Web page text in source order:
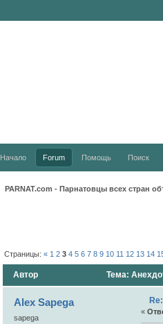
Начало Forum Помощь Поиск
PARNAT.com - Парнатовцы всех стран
Страницы:« 1 2 3 4 5 6 7 8 9 10 11 12 13 14
Автор Тема:
Alex Sapega
sapega
«